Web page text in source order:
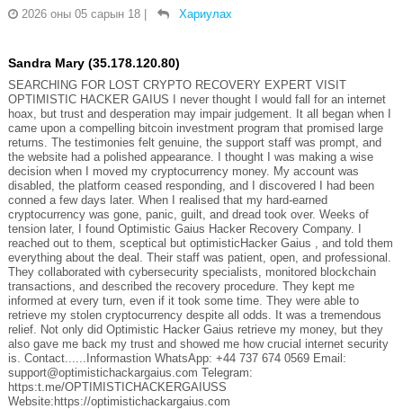
2026 оны 05 сарын 18
Хариулах
Sandra Mary (35.178.120.80)
SEARCHING FOR LOST CRYPTO RECOVERY EXPERT VISIT
OPTIMISTIC HACKER GAIUS I never thought I would fall for an internet
hoax, but trust and desperation may impair judgement. It all began when I
came upon a compelling bitcoin investment program that promised large
returns. The testimonies felt genuine, the support staff was prompt, and
the website had a polished appearance. I thought I was making a wise
decision when I moved my cryptocurrency money. My account was
disabled, the platform ceased responding, and I discovered I had been
conned a few days later. When I realised that my hard-earned
cryptocurrency was gone, panic, guilt, and dread took over. Weeks of
tension later, I found Optimistic Gaius Hacker Recovery Company. I
reached out to them, sceptical but optimisticHacker Gaius , and told them
everything about the deal. Their staff was patient, open, and professional.
They collaborated with cybersecurity specialists, monitored blockchain
transactions, and described the recovery procedure. They kept me
informed at every turn, even if it took some time. They were able to
retrieve my stolen cryptocurrency despite all odds. It was a tremendous
relief. Not only did Optimistic Hacker Gaius retrieve my money, but they
also gave me back my trust and showed me how crucial internet security
is. Contact......Informastion WhatsApp: +44 737 674 0569 Email:
support@optimistichackargaius.com Telegram:
https:t.me/OPTIMISTICHACKERGAIUSS
Website:https://optimistichackargaius.com